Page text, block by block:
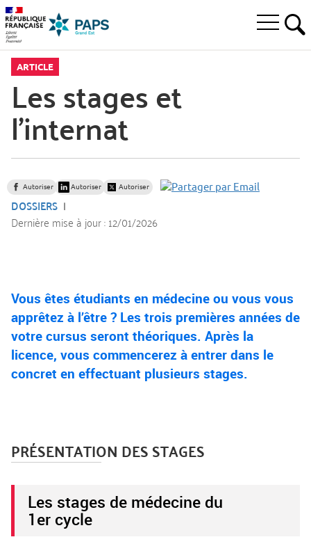
Aller
la
Aller
au
menu
Aller
au
contenu
Ouvrir
ARTICLE
Les stages et
l’internat
Autoriser Autoriser Autoriser
DOSSIERS
Dernière mise à jour :12/01/2026
Vous êtes étudiants en médecine ou vous vous
apprêtez à l’être ? Les trois premières années de
votre cursus seront théoriques. Après la
licence, vous commencerez à entrer dans le
concret en effectuant plusieurs stages.
PRÉSENTATION DES STAGES
Les stages de médecine du
1er cycle